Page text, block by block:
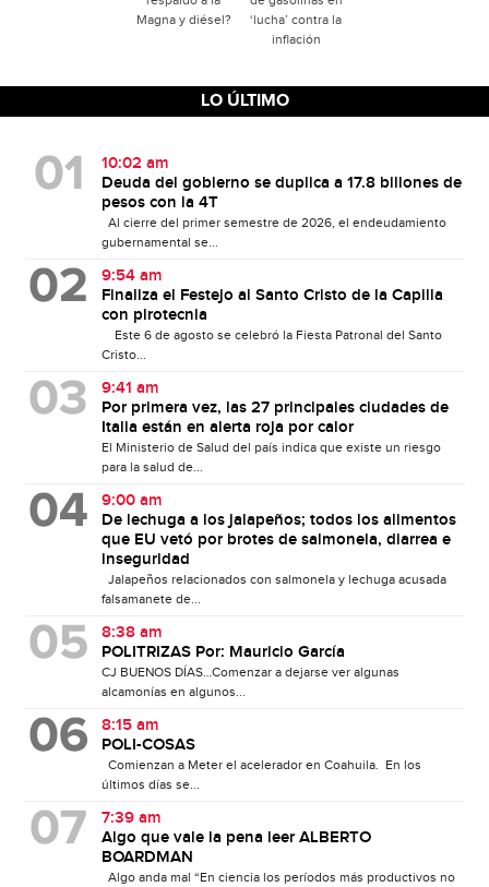
Magna y diésel?
‘lucha’ contra la
inflación
LO ÚLTIMO
10:02 am
Deuda del gobierno se duplica a 17.8 billones de
pesos con la 4T
Al cierre del primer semestre de 2026, el endeudamiento
gubernamental se...
9:54 am
Finaliza el Festejo al Santo Cristo de la Capilla
con pirotecnia
Este 6 de agosto se celebró la Fiesta Patronal del Santo
Cristo...
9:41 am
Por primera vez, las 27 principales ciudades de
Italia están en alerta roja por calor
El Ministerio de Salud del país indica que existe un riesgo
para la salud de...
9:00 am
De lechuga a los jalapeños; todos los alimentos
que EU vetó por brotes de salmonela, diarrea e
inseguridad
Jalapeños relacionados con salmonela y lechuga acusada
falsamanete de...
8:38 am
POLITRIZAS Por: Mauricio García
CJ BUENOS DÍAS…Comenzar a dejarse ver algunas
alcamonías en algunos...
8:15 am
POLI-COSAS
Comienzan a Meter el acelerador en Coahuila. En los
últimos días se...
7:39 am
Algo que vale la pena leer ALBERTO
BOARDMAN
Algo anda mal “En ciencia los períodos más productivos no